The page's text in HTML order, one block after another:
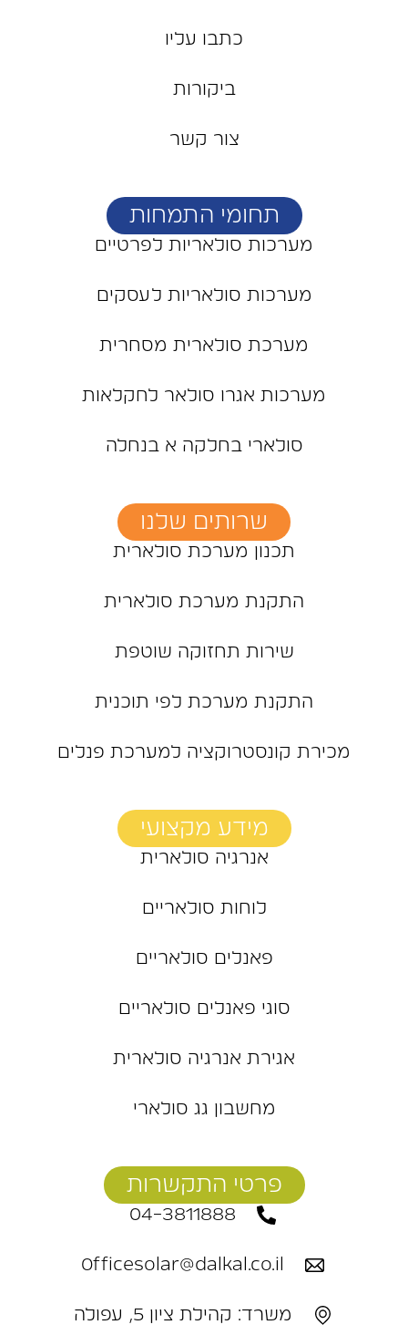
כתבו עליו
ביקורות
צור קשר
תחומי התמחות
מערכות סולאריות לפרטיים
מערכות סולאריות לעסקים
מערכת סולארית מסחרית
מערכות אגרו סולאר לחקלאות
סולארי בחלקה א בנחלה
שרותים שלנו
תכנון מערכת סולארית
התקנת מערכת סולארית
שירות תחזוקה שוטפת
התקנת מערכת לפי תוכנית
מכירת קונסטרוקציה למערכת פנלים
מידע מקצועי
אנרגיה סולארית
לוחות סולאריים
פאנלים סולאריים
סוגי פאנלים סולאריים
אגירת אנרגיה סולארית
מחשבון גג סולארי
פרטי התקשרות
04-3811888
Officesolar@dalkal.co.il
משרד: קהילת ציון 5, עפולה